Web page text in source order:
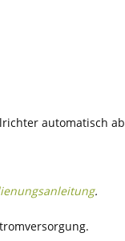
automatisch ab
.